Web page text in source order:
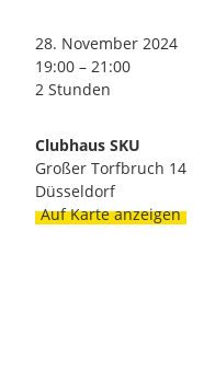
MITGLIEDER
KONTAKT
FACEBOOK
INSTAGRAM
28. November 2024
19:00 – 21:00
2 Stunden
Clubhaus SKU
Großer Torfbruch 14
Düsseldorf
Auf Karte anzeigen